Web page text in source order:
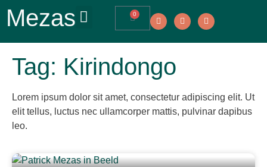
Mezas 0
Tag: Kirindongo
Lorem ipsum dolor sit amet, consectetur adipiscing elit. Ut
elit tellus, luctus nec ullamcorper mattis, pulvinar dapibus
leo.